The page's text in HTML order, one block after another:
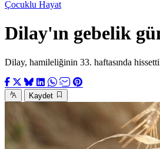
Çocuklu Hayat
Dilay'ın gebelik
Dilay, hamileliğinin 33. haftasında
Kaydet